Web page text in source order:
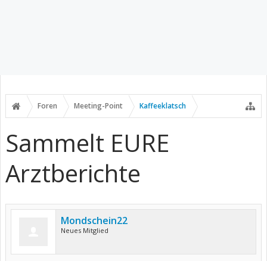
Foren Meeting-Point Kaffeeklatsch
Sammelt EURE
Arztberichte
Mondschein22
Neues Mitglied